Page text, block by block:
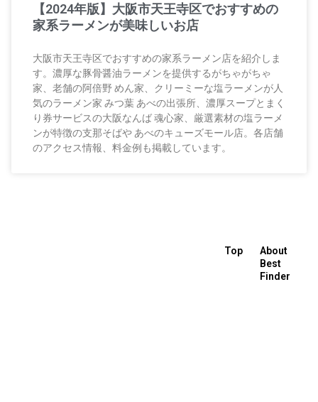
【2024年版】大阪市天王寺区でおすすめの
家系ラーメンが美味しいお店
大阪市天王寺区でおすすめの家系ラーメン店を紹介しま
す。濃厚な豚骨醤油ラーメンを提供するがちゃがちゃ
家、老舗の阿倍野 めん家、クリーミーな塩ラーメンが人
気のラーメン家 みつ葉 あべの出張所、濃厚スープとまく
り券サービスの大阪なんば 魂心家、厳選素材の塩ラーメ
ンが特徴の支那そばや あべのキューズモール店。各店舗
のアクセス情報、料金例も掲載しています。
Top
About
Best
Finder